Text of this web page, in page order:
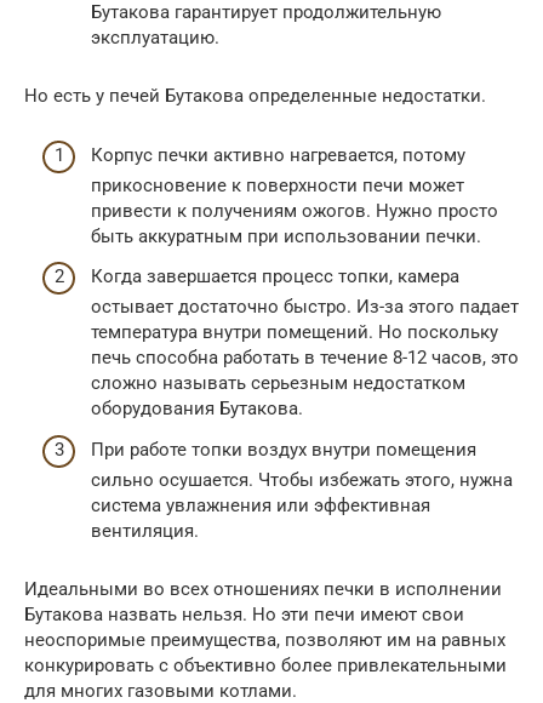
Бутакова гарантирует продолжительную
эксплуатацию.
Но есть у печей Бутакова определенные недостатки.
Корпус печки активно нагревается, потому
прикосновение к поверхности печи может
привести к получениям ожогов. Нужно просто
быть аккуратным при использовании печки.
Когда завершается процесс топки, камера
остывает достаточно быстро. Из-за этого падает
температура внутри помещений. Но поскольку
печь способна работать в течение 8-12 часов, это
сложно называть серьезным недостатком
оборудования Бутакова.
При работе топки воздух внутри помещения
сильно осушается. Чтобы избежать этого, нужна
система увлажнения или эффективная
вентиляция.
Идеальными во всех отношениях печки в исполнении
Бутакова назвать нельзя. Но эти печи имеют свои
неоспоримые преимущества, позволяют им на равных
конкурировать с объективно более привлекательными
для многих газовыми котлами.